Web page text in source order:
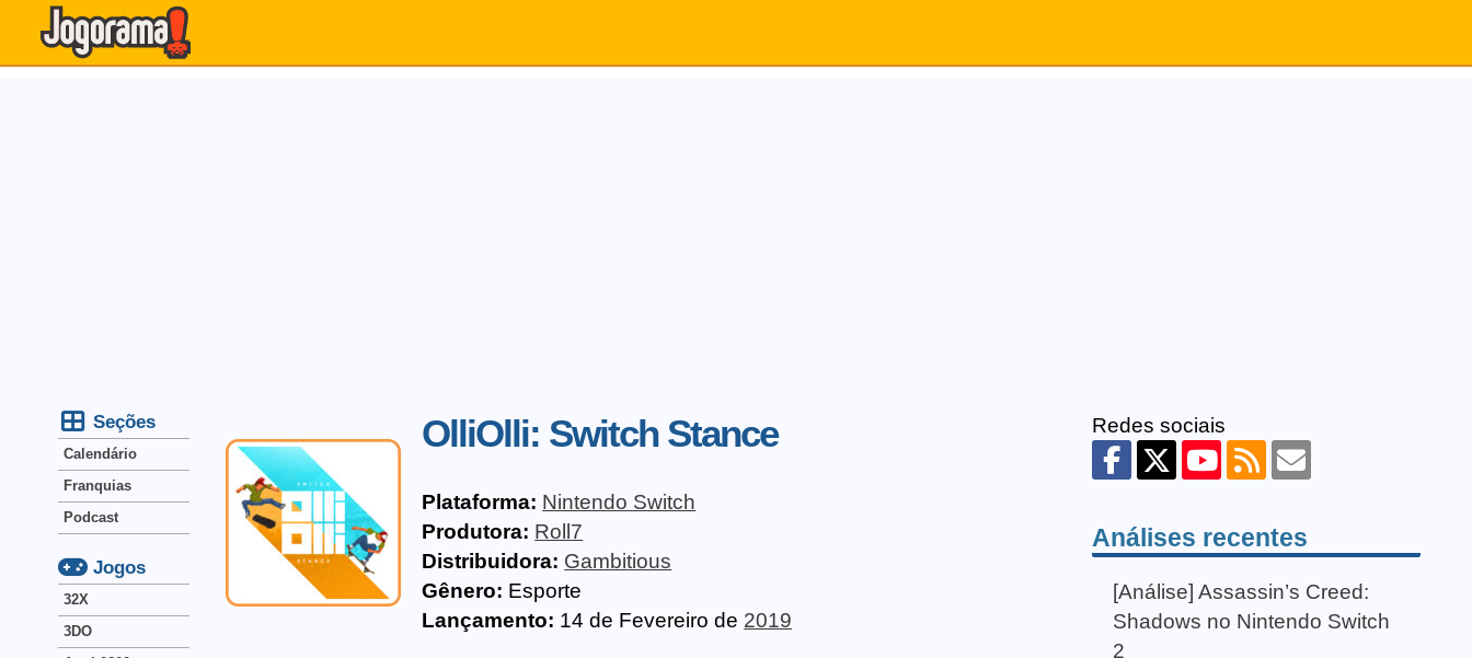
OlliOlli: Switch Stance
Plataforma: Nintendo Switch
Produtora: Roll7
Distribuidora: Gambitious
Gênero: Esporte
Lançamento: 14 de Fevereiro de 2019
Seções
Calendário
Franquias
Podcast
Jogos
32X
3DO
Redes sociais
Análises recentes
[Análise] Assassin’s Creed:
Shadows no Nintendo Switch
2